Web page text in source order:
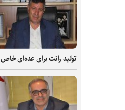
تولید رانت برای عده‌ای خاص